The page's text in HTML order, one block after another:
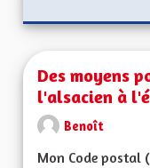
Des moyens
l'alsacien à
Benoît
Mon Code postal